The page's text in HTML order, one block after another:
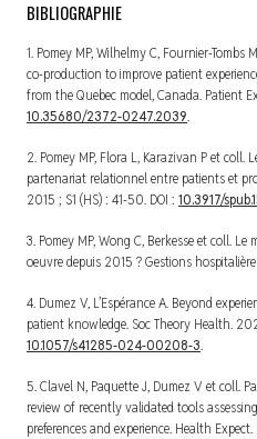
BIBLIOGRAPHIE
1. Pomey MP, Wilhelmy C, Fournier-
co-production to improve patient
from the Quebec model, Canada. Patient
10.35680/2372-0247.2039.
2. Pomey MP, Flora L, Karazivan P et
partenariat relationnel entre patients et
2015 ; S1 (HS) : 41-50. DOI : 10.3917/
3. Pomey MP, Wong C, Berkesse et coll.
oeuvre depuis 2015 ?Gestions
4. Dumez V, L’Espérance A. Beyond
patient knowledge. Soc Theory Health.
10.1057/s41285-024-00208-3.
5. Clavel N, Paquette J, Dumez V et coll.
review of recently validated tools
preferences and experience. Health Expect.